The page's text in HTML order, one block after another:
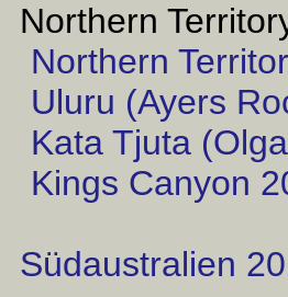
Northern
Northern
Uluru (Ayers
Kata Tjuta
Kings Canyon
Südaustralien